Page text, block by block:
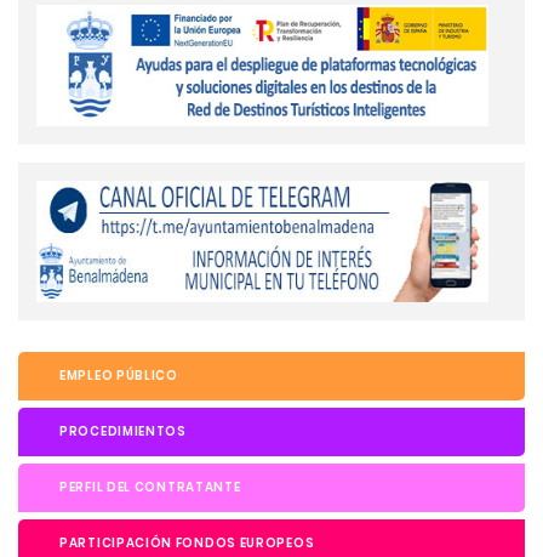
EMPLEO PÚBLICO
PROCEDIMIENTOS
PERFIL DEL CONTRATANTE
PARTICIPACIÓN FONDOS EUROPEOS